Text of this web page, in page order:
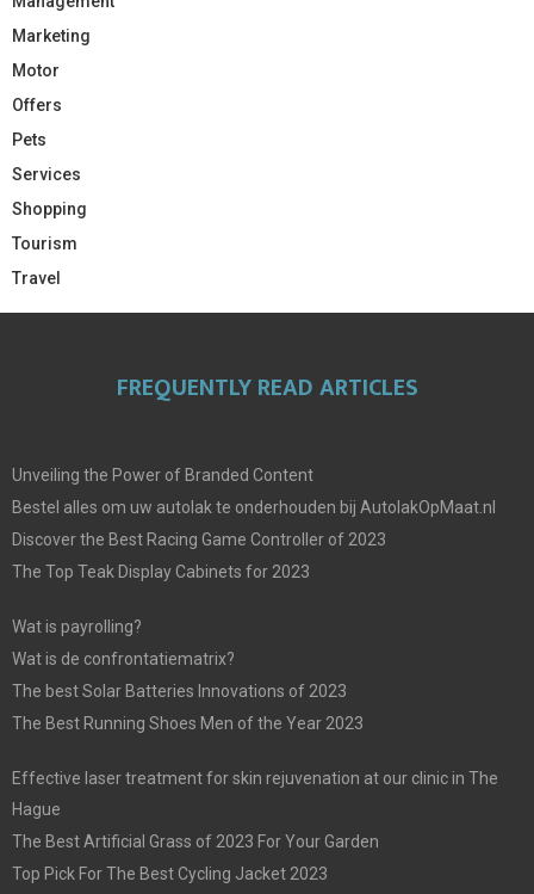
Marketing
Motor
Offers
Pets
Services
Shopping
Tourism
Travel
FREQUENTLY READ ARTICLES
Unveiling the Power of Branded Content
Bestel alles om uw autolak te onderhouden bij AutolakOpMaat.nl
Discover the Best Racing Game Controller of 2023
The Top Teak Display Cabinets for 2023
Wat is payrolling?
Wat is de confrontatiematrix?
The best Solar Batteries Innovations of 2023
The Best Running Shoes Men of the Year 2023
Effective laser treatment for skin rejuvenation at our clinic in The
Hague
The Best Artificial Grass of 2023 For Your Garden
Top Pick For The Best Cycling Jacket 2023